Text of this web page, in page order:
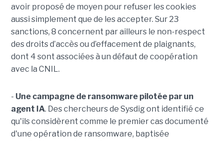
avoir proposé de moyen pour refuser les cookies
aussi simplement que de les accepter. Sur 23
sanctions, 8 concernent par ailleurs le non-respect
des droits d’accès ou d’effacement de plaignants,
dont 4 sont associées à un défaut de coopération
avec la CNIL.
- Une campagne de ransomware pilotée par un
agent IA. Des chercheurs de Sysdig ont identifié ce
qu'ils considèrent comme le premier cas documenté
d'une opération de ransomware, baptisée